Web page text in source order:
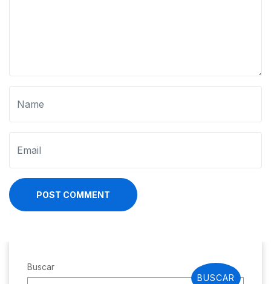
POST COMMENT
Buscar
BUSCAR